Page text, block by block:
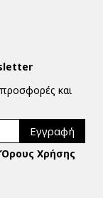
προσφορές και
Εγγραφή
Όρους Χρήσης